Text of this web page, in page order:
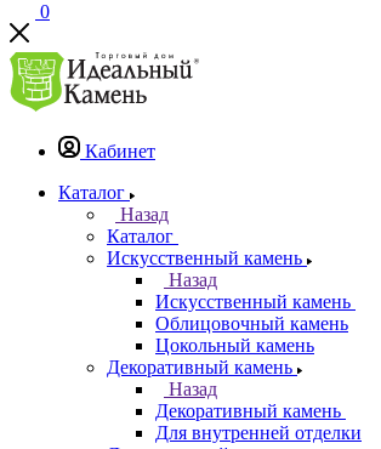
0
Кабинет
Каталог
Назад
Каталог
Искусственный камень
Назад
Искусственный камень
Облицовочный камень
Цокольный камень
Декоративный камень
Назад
Декоративный камень
Для внутренней отделки